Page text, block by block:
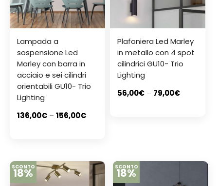
Lampada a
sospensione Led
Marley con barra in
acciaio e sei cilindri
orientabili GU10- Trio
Lighting
136,00€ – 156,00€
Plafoniera Led Marley
in metallo con 4 spot
cilindrici GU10- Trio
Lighting
56,00€ – 79,00€
SCONTO
18% SCONTO
18%